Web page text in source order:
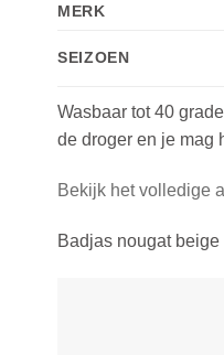
MERK
SEIZOEN
Wasbaar tot 40
de droger en je mag
Bekijk het volledige
Badjas nougat beige